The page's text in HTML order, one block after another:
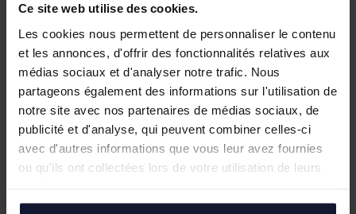
Ce site web utilise des cookies.
Les cookies nous permettent de personnaliser le contenu
et les annonces, d'offrir des fonctionnalités relatives aux
médias sociaux et d'analyser notre trafic. Nous
partageons également des informations sur l'utilisation de
notre site avec nos partenaires de médias sociaux, de
publicité et d'analyse, qui peuvent combiner celles-ci
avec d'autres informations que vous leur avez fournies
ou qu'ils ont collectées lors de votre utilisation de leurs
Cup d’Arras
Empreintes Textiles : une exposition dans
un lieu atypique à Lille
Mai 2026
JOCO Pickleball : un nouveau lieu
hybride et convivial à la Pilaterie
Bureaux à vendre à Wasquehal : 772 m²
disponibles au Château Blanc
Février 2026
l’Immobilier : retour sur le bilan du